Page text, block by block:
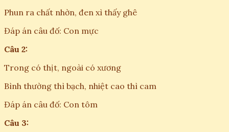
Phun ra chất nhờn, đen xì thấy ghê
Đáp án câu đố: Con mực
Câu 2:
Trong có thịt, ngoài có xương
Bình thường thì bạch, nhiệt cao thì cam
Đáp án câu đố: Con tôm
Câu 3: